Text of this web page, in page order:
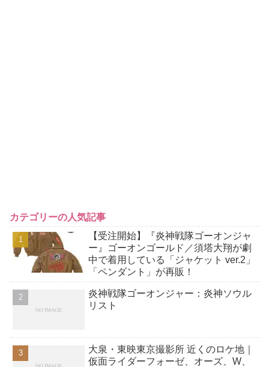
カテゴリーの人気記事
【受注開始】『炎神戦隊ゴーオンジャ
ー』ゴーオンゴールド／須塔大翔が劇
中で着用している「ジャケット ver.2」
「ペンダント」が再販！
炎神戦隊ゴーオンジャー：炎神ソウル
リスト
大泉・東映東京撮影所 近くのロケ地｜
仮面ライダーフォーゼ、オーズ、W、